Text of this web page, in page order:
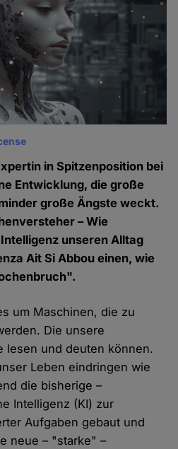
in Spitzenposition bei
Entwicklung, die große
große Ängste weckt.
– Wie
unseren Alltag
Ait Si Abbou einen, wie
um Maschinen, die zu
Die unsere
lesen und deuten können.
Leben eindringen wie
die bisherige –
Intelligenz (KI) zur
Aufgaben gebaut und
neue – "starke" –